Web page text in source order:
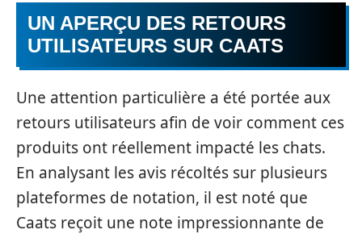
UN APERÇU DES RETOURS
UTILISATEURS SUR CAATS
Une attention particulière a été portée aux
retours utilisateurs afin de voir comment ces
produits ont réellement impacté les chats.
En analysant les avis récoltés sur plusieurs
plateformes de notation, il est noté que
Caats reçoit une note impressionnante de